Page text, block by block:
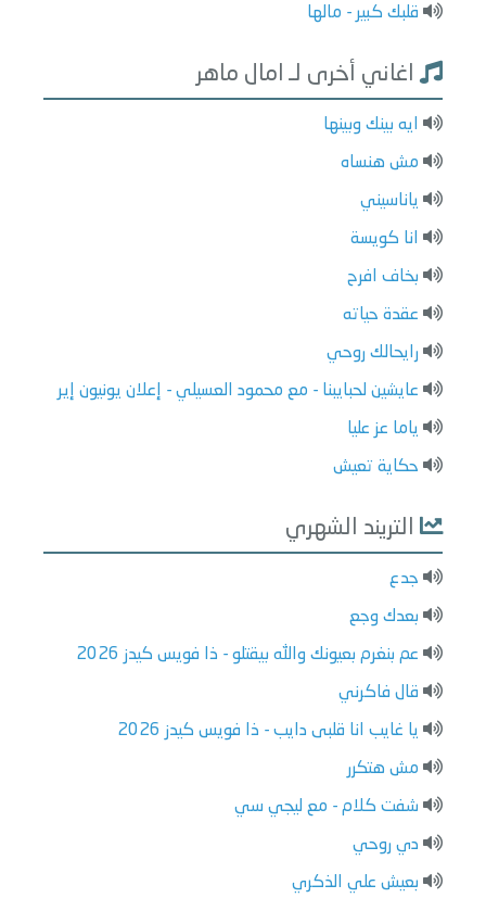
قلبك كبير - مالها
اغاني أخرى لـ امال ماهر
ايه بينك وبينها
مش هنساه
ياناسيني
انا كويسة
بخاف افرح
عقدة حياته
رايحالك روحي
عايشين لحبايبنا - مع محمود العسيلي - إعلان يونيون إير
ياما عز عليا
حكاية تعيش
التريند الشهري
جدع
بعدك وجع
عم بنغرم بعيونك والله بيقتلو - ذا فويس كيدز 2026
قال فاكرني
يا غايب انا قلبى دايب - ذا فويس كيدز 2026
مش هتكرر
شفت كلام - مع ليجي سي
دي روحي
بعيش علي الذكري